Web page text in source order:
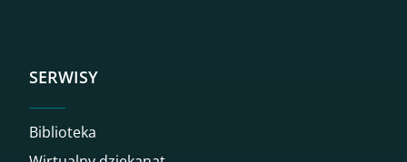
SERWISY
Biblioteka